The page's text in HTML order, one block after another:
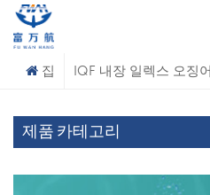
집 IQF 내장 일렉스 오징어
제품 카테고리